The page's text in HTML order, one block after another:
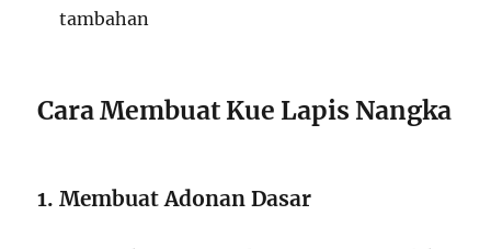
tambahan
Cara Membuat Kue Lapis Nangka
1. Membuat Adonan Dasar